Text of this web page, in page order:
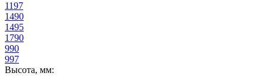
1197
1490
1495
1790
990
997
Высота, мм: